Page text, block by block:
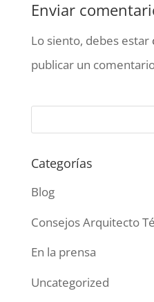
Enviar
Lo siento, debes estar
publicar un
Categorías
Blog
Consejos Arquitecto
En la prensa
Uncategorized